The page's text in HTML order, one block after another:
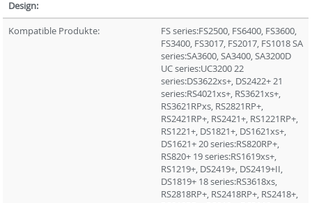
Design:
Kompatible Produkte:
FS series:FS2500, FS6400, FS3600,
FS3400, FS3017, FS2017, FS1018 SA
series:SA3600, SA3400, SA3200D
UC series:UC3200 22
series:DS3622xs+, DS2422+ 21
series:RS4021xs+, RS3621xs+,
RS3621RPxs, RS2821RP+,
RS2421RP+, RS2421+, RS1221RP+,
RS1221+, DS1821+, DS1621xs+,
DS1621+ 20 series:RS820RP+,
RS820+ 19 series:RS1619xs+,
RS1219+, DS2419+, DS2419+II,
DS1819+ 18 series:RS3618xs,
RS2818RP+, RS2418RP+, RS2418+,